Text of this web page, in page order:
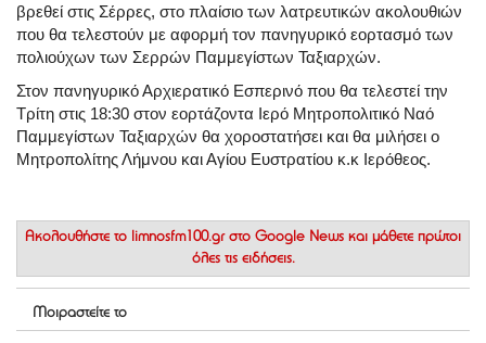
βρεθεί στις Σέρρες, στο πλαίσιο των λατρευτικών ακολουθιών
που θα τελεστούν με αφορμή τον πανηγυρικό εορτασμό των
πολιούχων των Σερρών Παμμεγίστων Ταξιαρχών.
Στον πανηγυρικό Αρχιερατικό Εσπερινό που θα τελεστεί την
Τρίτη στις 18:30 στον εορτάζοντα Ιερό Μητροπολιτικό Ναό
Παμμεγίστων Ταξιαρχών θα χοροστατήσει και θα μιλήσει ο
Μητροπολίτης Λήμνου και Αγίου Ευστρατίου κ.κ Ιερόθεος.
Ακολουθήστε το limnosfm100.gr στο Google News και μάθετε πρώτοι
όλες τις ειδήσεις.
Μοιραστείτε το